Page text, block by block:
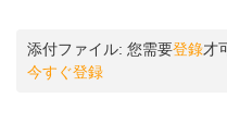
添付ファイル: 您需要登錄才
今すぐ登録